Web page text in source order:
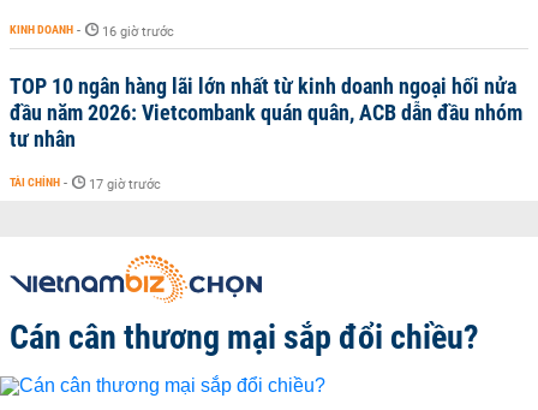
KINH DOANH - 16 giờ trước
TOP 10 ngân hàng lãi lớn nhất từ kinh doanh ngoại hối nửa
đầu năm 2026: Vietcombank quán quân, ACB dẫn đầu nhóm
tư nhân
TÀI CHÍNH - 17 giờ trước
Cán cân thương mại sắp đổi chiều?